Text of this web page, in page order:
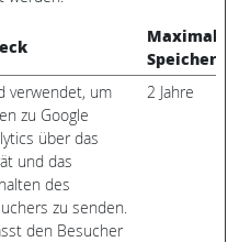
Maximale
verwendet, um
zu Google
über das
und das
des
zu senden.
den Besucher
2 Jahre